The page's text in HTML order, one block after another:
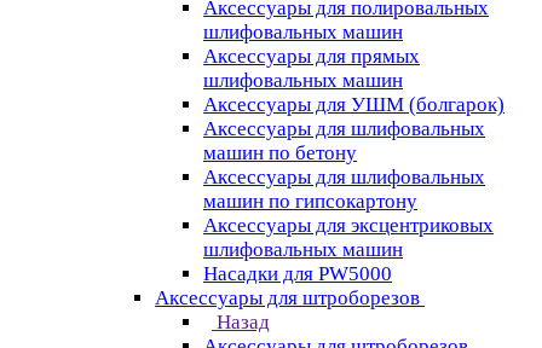
Аксессуары для полировальных
шлифовальных машин
Аксессуары для прямых
шлифовальных машин
Аксессуары для УШМ (болгарок)
Аксессуары для шлифовальных
машин по бетону
Аксессуары для шлифовальных
машин по гипсокартону
Аксессуары для эксцентриковых
шлифовальных машин
Насадки для PW5000
Аксессуары для штроборезов
Назад